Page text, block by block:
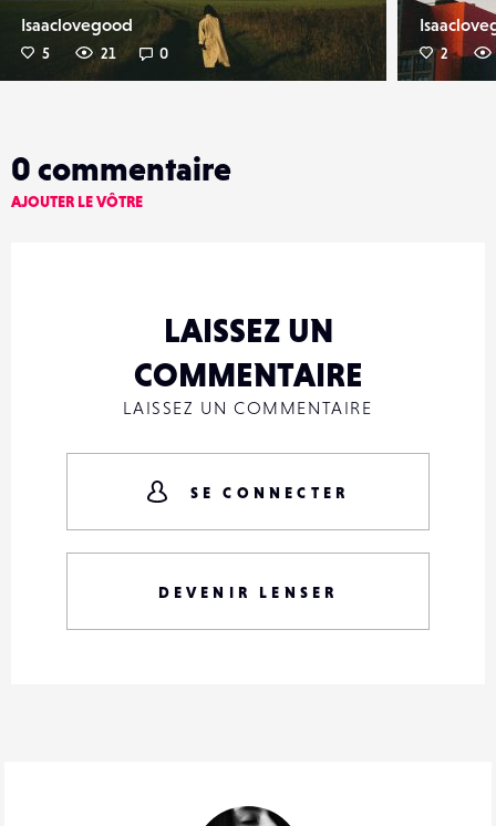
Isaaclovegood
5 21 0 2
0 commentaire
AJOUTER LE VÔTRE
LAISSEZ UN
COMMENTAIRE
LAISSEZ UN COMMENTAIRE
SE CONNECTER
DEVENIR LENSER